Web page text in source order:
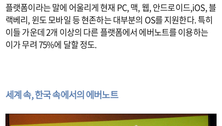
플랫폼이라는 말에 어울리게 현재 PC, 맥, 웹, 안드로이드,iOS, 블
랙베리, 윈도 모바일 등 현존하는 대부분의 OS를 지원한다. 특히
이들 가운데 2개 이상의 다른 플랫폼에서 에버노트를 이용하는
이가 무려 75%에 달할 정도.
세계 속, 한국 속에서의 에버노트